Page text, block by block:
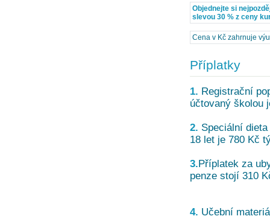
Objednejte si
slevou 30 % z ceny
Cena v Kč zahrnuje
Příplatky
1. Registrační
účtovaný školou
2. Speciální
18 let je 780 Kč
3.Příplatek za
penze stojí 310
4. Učební